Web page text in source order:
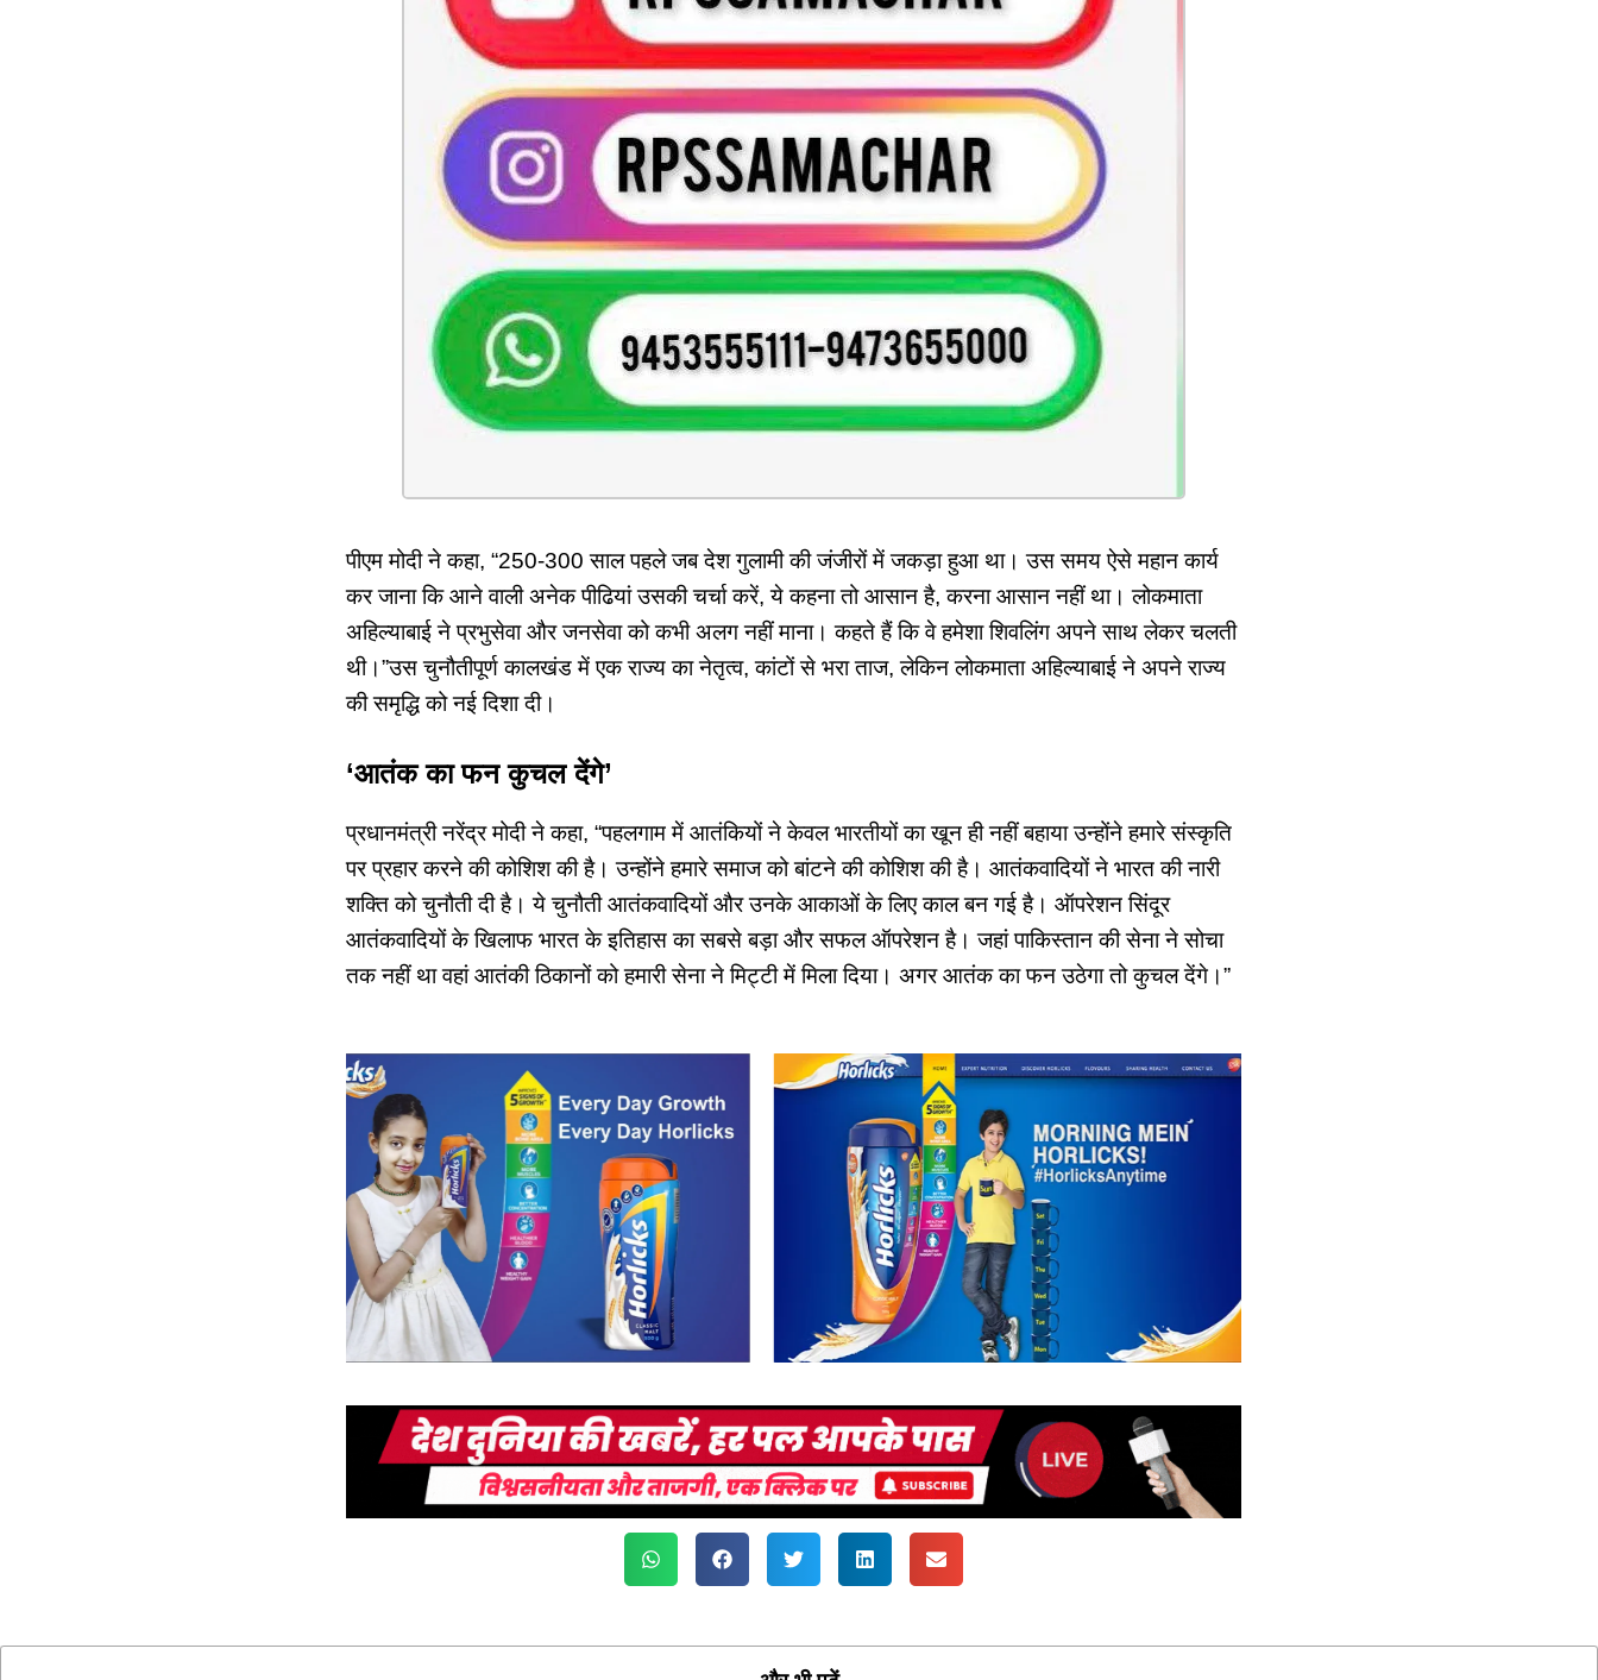
पीएम मोदी ने कहा, “250-300 साल पहले जब देश गुलामी की जंजीरों में जकड़ा हुआ था। उस समय ऐसे महान कार्य
कर जाना कि आने वाली अनेक पीढियां उसकी चर्चा करें, ये कहना तो आसान है, करना आसान नहीं था। लोकमाता
अहिल्याबाई ने प्रभुसेवा और जनसेवा को कभी अलग नहीं माना। कहते हैं कि वे हमेशा शिवलिंग अपने साथ लेकर चलती
थी।”उस चुनौतीपूर्ण कालखंड में एक राज्य का नेतृत्व, कांटों से भरा ताज, लेकिन लोकमाता अहिल्याबाई ने अपने राज्य
की समृद्धि को नई दिशा दी।
‘आतंक का फन कुचल देंगे’
प्रधानमंत्री नरेंद्र मोदी ने कहा, “पहलगाम में आतंकियों ने केवल भारतीयों का खून ही नहीं बहाया उन्होंने हमारे संस्कृति
पर प्रहार करने की कोशिश की है। उन्होंने हमारे समाज को बांटने की कोशिश की है। आतंकवादियों ने भारत की नारी
शक्ति को चुनौती दी है। ये चुनौती आतंकवादियों और उनके आकाओं के लिए काल बन गई है। ऑपरेशन सिंदूर
आतंकवादियों के खिलाफ भारत के इतिहास का सबसे बड़ा और सफल ऑपरेशन है। जहां पाकिस्तान की सेना ने सोचा
तक नहीं था वहां आतंकी ठिकानों को हमारी सेना ने मिट्टी में मिला दिया। अगर आतंक का फन उठेगा तो कुचल देंगे।”